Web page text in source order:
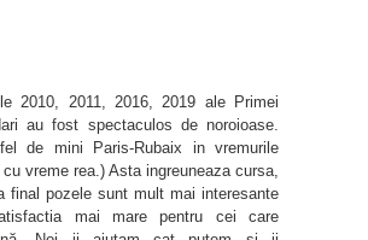
2010, 2011, 2016, 2019 ale Primei
au fost spectaculos de noroioase.
de mini Paris-Rubaix in vremurile
cu vreme rea.) Asta ingreuneaza cursa,
final pozele sunt mult mai interesante
mai mare pentru cei care